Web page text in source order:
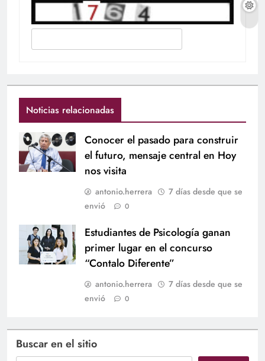
Noticias relacionadas
Conocer el pasado para construir
el futuro, mensaje central en Hoy
nos visita
antonio.herrera
7 días desde que se
envió
0
Estudiantes de Psicología ganan
primer lugar en el concurso
“Contalo Diferente”
antonio.herrera
7 días desde que se
envió
0
Buscar en el sitio